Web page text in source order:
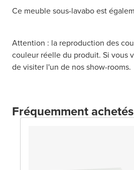
Ce meuble sous-lavabo est
Attention : la reproduction des
couleur réelle du produit. Si vous
de visiter l'un de nos show-rooms.
Fréquemment